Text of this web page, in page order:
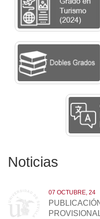
Noticias
07 OCTUBRE, 24